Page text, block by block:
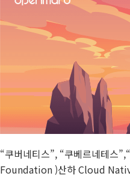
“쿠버네티스”, “쿠베르네테스
Foundation )산하 Cloud